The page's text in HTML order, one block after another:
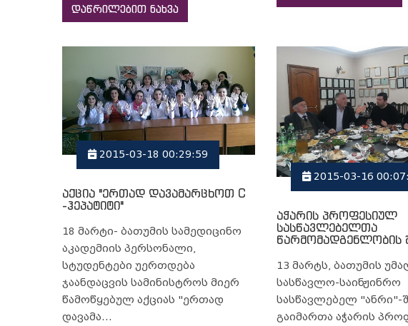
დაწრილებით ნახვა
2015-03-18 00:29:59
აქცია "ერთად დავამარცხოთ C
-ჰეპატიტი"
18 მარტი- ბათუმის სამედიცინო
აკადემიის პერსონალი,
სტუდენტები უერთდება
ჯაანდაცვის სამინისტროს მიერ
წამოწყებულ აქციას "ერთად
დავამა...
2015-03-16
აჭარის პროფესიულ
სასწავლებელთა
წარმომადგენლობის
13 მარტს, ბათუმის
სასწავლო-საინჟინრო
სასწავლებელ "ანრი"-
გაიმართა აჭარის